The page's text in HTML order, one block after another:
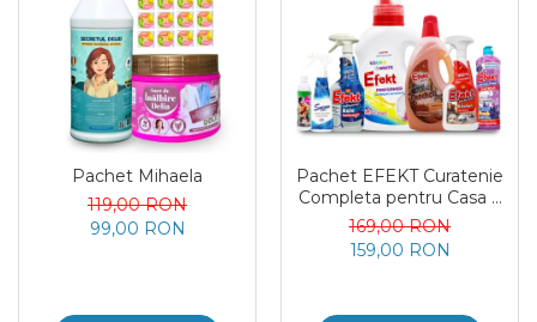
Pachet Mihaela
119,00 RON
99,00 RON
Pachet EFEKT Curatenie
Completa pentru Casa 7
Produse
169,00 RON
159,00 RON